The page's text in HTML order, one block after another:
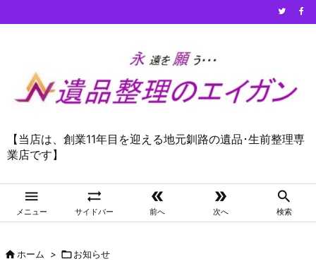
【当店は、創業11年目を迎える地元釧路の遺品･生前整理専
業店です】

メニュー

サイドバー

前へ

次へ

検索
ホーム > お知らせ